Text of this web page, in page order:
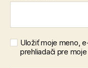
Uložiť moje meno,
prehliadači pre